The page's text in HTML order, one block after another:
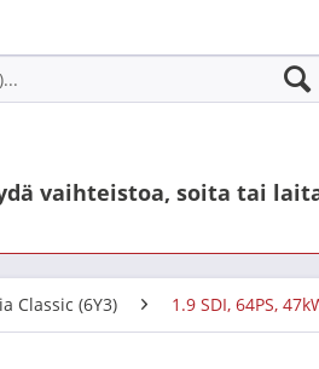
vaihteistoa, soita tai
Classic (6Y3) 1.9 SDI, 64PS,